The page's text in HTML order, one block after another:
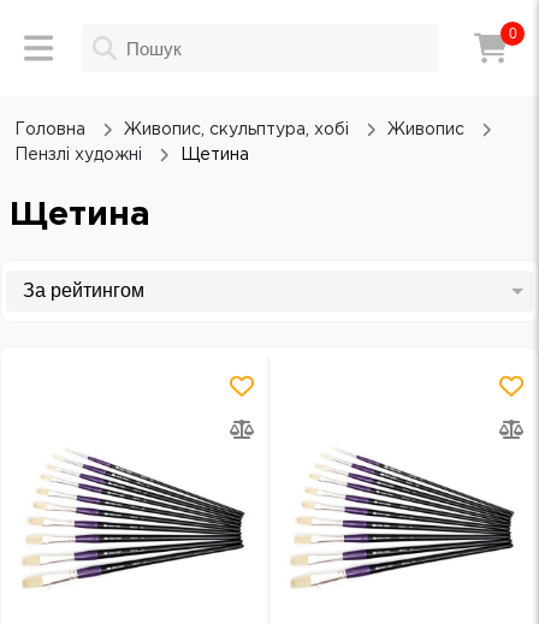
0
Головна Живопис, скульптура, хобі
Живопис
Пензлі художні
Щетина
Щетина